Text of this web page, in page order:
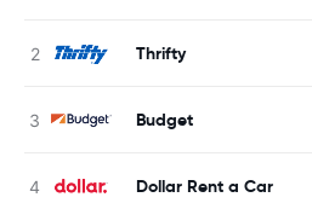
Thrifty
Budget
Dollar Rent a Car